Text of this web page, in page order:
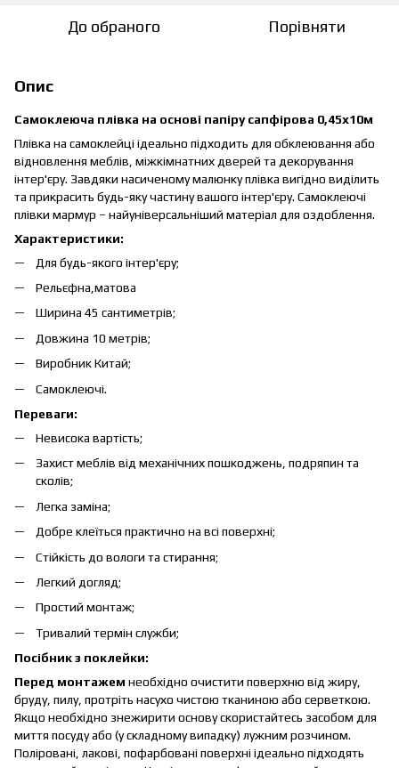
До обраного Порівняти
Опис
Самоклеюча плівка на основі папіру сапфірова 0,45х10м
Плівка на самоклейці ідеально підходить для обклеювання або
відновлення меблів, міжкімнатних дверей та декорування
інтер'єру. Завдяки насиченому малюнку плівка вигідно виділить
та прикрасить будь-яку частину вашого інтер'єру. Самоклеючі
плівки мармур – найуніверсальніший матеріал для оздоблення.
Характеристики:
Для будь-якого інтер'єру;
Рельєфна,матова
Ширина 45 сантиметрів;
Довжина 10 метрів;
Виробник Китай;
Самоклеючі.
Переваги:
Невисока вартість;
Захист меблів від механічних пошкоджень, подряпин та
сколів;
Легка заміна;
Добре клеїться практично на всі поверхні;
Стійкість до вологи та стирання;
Легкий догляд;
Простий монтаж;
Тривалий термін служби;
Посібник з поклейки:
Перед монтажем необхідно очистити поверхню від жиру,
бруду, пилу, протріть насухо чистою тканиною або серветкою.
Якщо необхідно знежирити основу скористайтесь засобом для
миття посуду або (у складному випадку) лужним розчином.
Поліровані, лакові, пофарбовані поверхні ідеально підходять